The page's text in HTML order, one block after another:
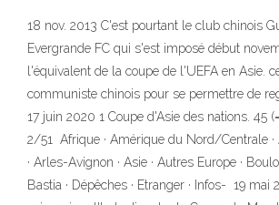
18 nov. 2013 C'est pourtant le club chinois
Evergrande FC qui s'est imposé début
l'équivalent de la coupe de l'UEFA en Asie.
communiste chinois pour se permettre de
17 juin 2020 1 Coupe d'Asie des nations. 45
2/51 Afrique · Amérique du Nord/Centrale ·
· Arles-Avignon · Asie · Autres Europe ·
Bastia · Dépêches · Etranger · Infos- 19 mai